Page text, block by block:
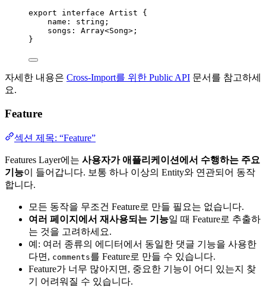
export
interface Artist {
name : string ;
songs : Array<Song>;
}
자세한 내용은 Cross-Import를 위한 Public API 문서를 참고하세
요.
Feature
섹션 제목: “Feature”
Features Layer에는 사용자가 애플리케이션에서 수행하는 주요
기능이 들어갑니다. 보통 하나 이상의 Entity와 연관되어 동작
합니다.
모든 동작을 무조건 Feature로 만들 필요는 없습니다.
여러 페이지에서 재사용되는 기능일 때 Feature로 추출하
는 것을 고려하세요.
예: 여러 종류의 에디터에서 동일한 댓글 기능을 사용한
다면, comments를 Feature로 만들 수 있습니다.
Feature가 너무 많아지면, 중요한 기능이 어디 있는지 찾
기 어려워질 수 있습니다.